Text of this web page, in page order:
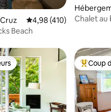
Évaluation moyenne
4,98 (410)
Beach
Chalet au
Coups
Coup